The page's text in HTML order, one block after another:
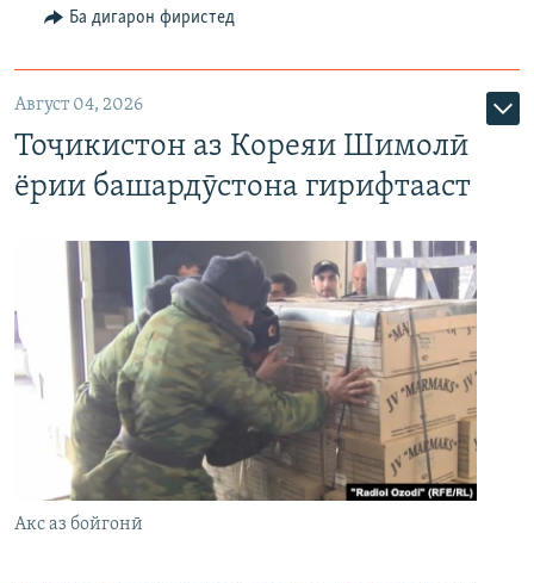
Ба дигарон фиристед
Август 04, 2026
Тоҷикистон аз Кореяи Шимолӣ
ёрии башардӯстона гирифтааст
Акс аз бойгонӣ